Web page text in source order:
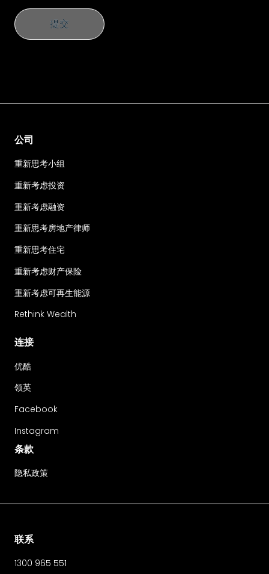
提交
提交
公司
重新思考小组
重新考虑投资
重新考虑融资
重新思考房地产律师
重新思考住宅
重新考虑财产保险
重新考虑可再生能源
Rethink Wealth
连接
优酷
领英
Facebook
Instagram
条款
隐私政策
联系
1300 965 551